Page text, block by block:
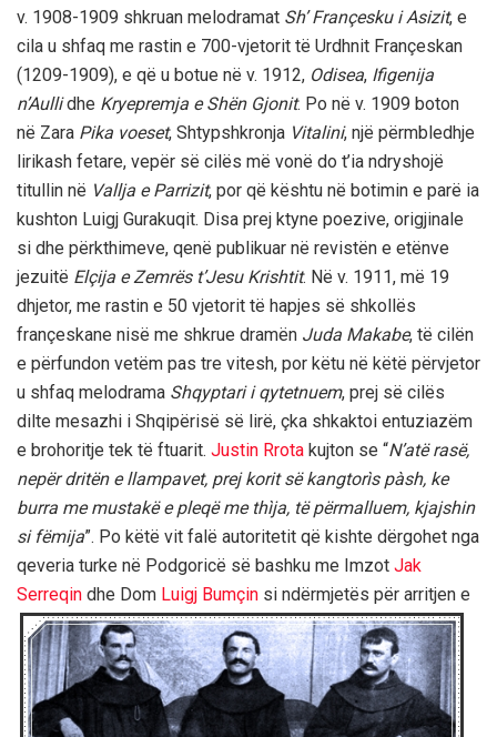
v. 1908-1909 shkruan melodramat Sh’ Françesku i Asizit, e
cila u shfaq me rastin e 700-vjetorit të Urdhnit Françeskan
(1209-1909), e që u botue në v. 1912, Odisea, Ifigenija
n’Aullidhe Kryepremja e Shën Gjonit. Po në v. 1909 boton
në Zara Pika voeset, Shtypshkronja Vitalini, një përmbledhje
lirikash fetare, vepër së cilës më vonë do t’ia ndryshojë
titullin në Vallja e Parrizit, por që kështu në botimin e parë ia
kushton Luigj Gurakuqit. Disa prej ktyne poezive, origjinale
si dhe përkthimeve, qenë publikuar në revistën e etënve
jezuitë Elçija e Zemrës t’Jesu Krishtit. Në v. 1911, më 19
dhjetor, me rastin e 50 vjetorit të hapjes së shkollës
françeskane nisë me shkrue dramën Juda Makabe, të cilën
e përfundon vetëm pas tre vitesh, por këtu në këtë përvjetor
u shfaq melodrama Shqyptari i qytetnuem, prej së cilës
dilte mesazhi i Shqipërisë së lirë, çka shkaktoi entuziazëm
e brohoritje tek të ftuarit. Justin Rrota kujton se “N’atë rasë,
nepër dritën e llampavet, prej korit së kangtorìs pàsh, ke
burra me mustakë e pleqë me thìja, të përmalluem, kjajshin
si fëmija”. Po këtë vit falë autoritetit që kishte dërgohet nga
qeveria turke në Podgoricë së bashku me Imzot Jak
Serreqin dhe Dom Luigj Bumçin si ndërmjetës për arritjen e